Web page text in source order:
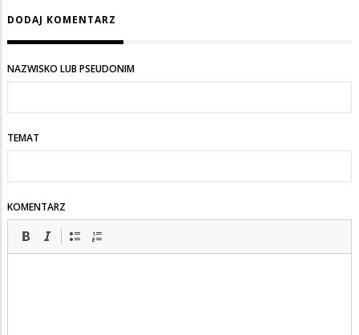
DODAJ KOMENTARZ
NAZWISKO LUB PSEUDONIM
TEMAT
KOMENTARZ